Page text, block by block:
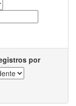
por